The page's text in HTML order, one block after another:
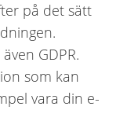
på det sätt
GDPR.
som kan
vara din e-